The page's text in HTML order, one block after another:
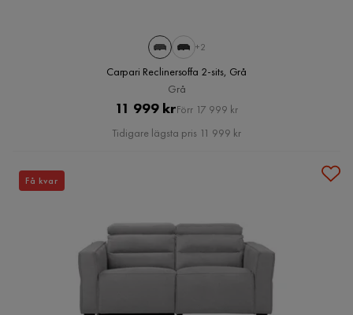
+2
Carpari Reclinersoffa 2-sits, Grå
Grå
Pris
11 999 krOriginal
Pris
Förr 17 999 kr
Tidigare lägsta pris 11 999 kr
Få kvar